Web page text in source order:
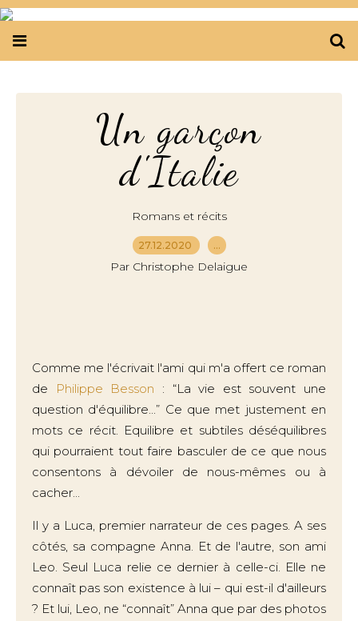
Un garçon
d'Italie
Romans et récits
27.12.2020 …
Par Christophe Delaigue
Comme me l'écrivait l'ami qui m'a offert ce roman
de
Philippe Besson : “La vie est souvent une
question d'équilibre...” Ce que met justement en
mots ce récit. Equilibre et subtiles déséquilibres
qui pourraient tout faire basculer de ce que nous
consentons à dévoiler de nous-mêmes ou à
cacher...
Il y a Luca, premier narrateur de ces pages. A ses
côtés, sa compagne Anna. Et de l'autre, son ami
Leo. Seul Luca relie ce dernier à celle-ci. Elle ne
connaît pas son existence à lui – qui est-il d'ailleurs
? Et lui, Leo, ne “connaît” Anna que par des photos